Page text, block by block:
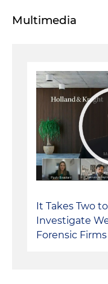
Multimedia
It Takes Two
Investigate
Forensic